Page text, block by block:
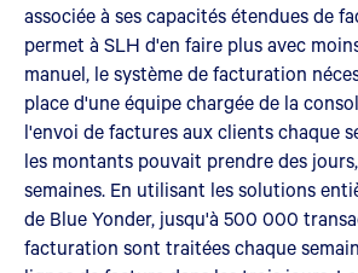
associée à ses capacités étendues de
permet à SLH d'en faire plus avec
manuel, le système de facturation
place d'une équipe chargée de la
l'envoi de factures aux clients chaque
les montants pouvait prendre des
semaines. En utilisant les solutions
de Blue Yonder, jusqu'à 500 000
facturation sont traitées chaque